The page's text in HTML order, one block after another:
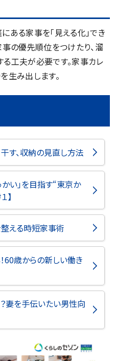
ある家事を「見える化」でき
事の優先順位をつけたり、溜
工夫が必要です。家事カレ
生み出します。
す、収納の見直し方法
い」を目指す“東京か
】
整える時短家事術
60歳からの新しい働き
妻を手伝いたい男性向